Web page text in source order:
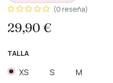
(0 reseña)
29,90€
TALLA
XS S M